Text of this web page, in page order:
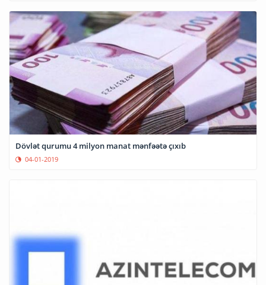
Dövlət qurumu 4 milyon manat mənfəətə çıxıb
04-01-2019